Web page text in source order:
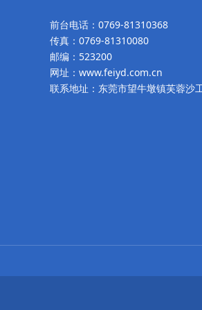
前台电话：0769-81310368
传真：0769-81310080
邮编：523200
网址：www.feiyd.com.cn
联系地址：东莞市望牛墩镇芙蓉沙